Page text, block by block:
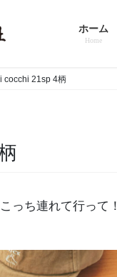
ホーム
Home
cocchi 21sp 4柄
っち連れて行って！